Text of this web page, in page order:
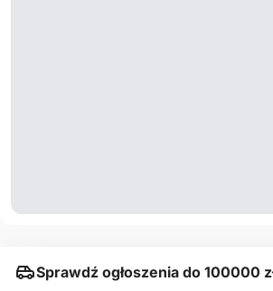
Sprawdź ogłoszenia do 100000